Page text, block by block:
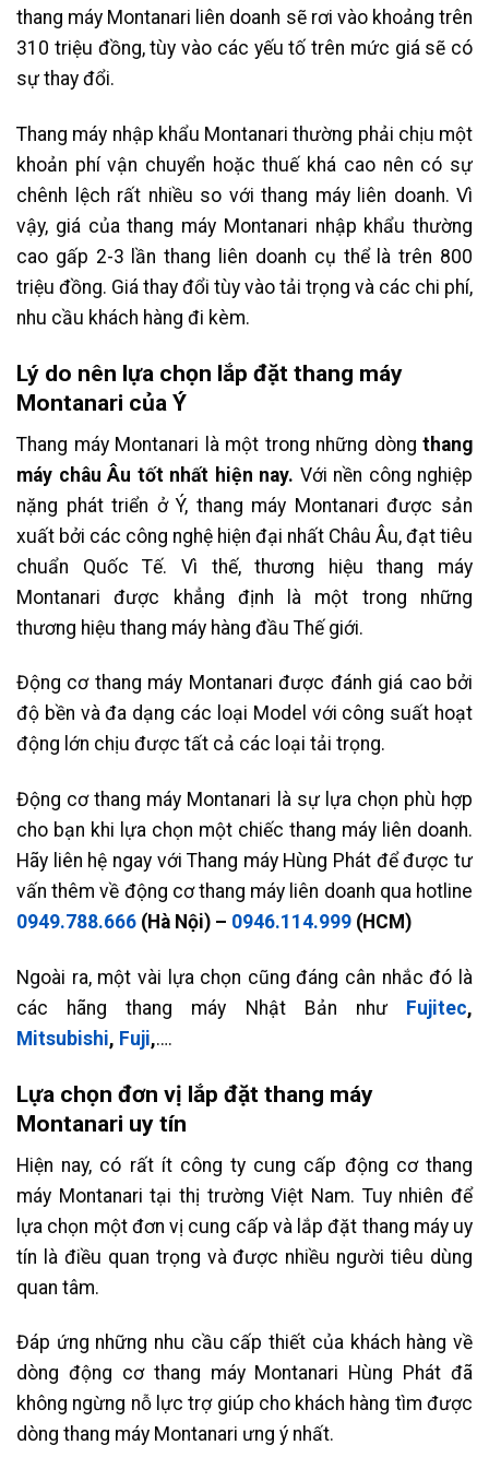
thang máy Montanari liên doanh sẽ rơi vào khoảng trên
310 triệu đồng, tùy vào các yếu tố trên mức giá sẽ có
sự thay đổi.
Thang máy nhập khẩu Montanari thường phải chịu một
khoản phí vận chuyển hoặc thuế khá cao nên có sự
chênh lệch rất nhiều so với thang máy liên doanh. Vì
vậy, giá của thang máy Montanari nhập khẩu thường
cao gấp 2-3 lần thang liên doanh cụ thể là trên 800
triệu đồng. Giá thay đổi tùy vào tải trọng và các chi phí,
nhu cầu khách hàng đi kèm.
Lý do nên lựa chọn lắp đặt thang máy
Montanari của Ý
Thang máy Montanari là một trong những dòng thang
máy châu Âu tốt nhất hiện nay. Với nền công nghiệp
nặng phát triển ở Ý, thang máy Montanari được sản
xuất bởi các công nghệ hiện đại nhất Châu Âu, đạt tiêu
chuẩn Quốc Tế. Vì thế, thương hiệu thang máy
Montanari được khẳng định là một trong những
thương hiệu thang máy hàng đầu Thế giới.
Động cơ thang máy Montanari được đánh giá cao bởi
độ bền và đa dạng các loại Model với công suất hoạt
động lớn chịu được tất cả các loại tải trọng.
Động cơ thang máy Montanari là sự lựa chọn phù hợp
cho bạn khi lựa chọn một chiếc thang máy liên doanh.
Hãy liên hệ ngay với Thang máy Hùng Phát để được tư
vấn thêm về động cơ thang máy liên doanh qua hotline
0949.788.666 (Hà Nội) – 0946.114.999 (HCM)
Ngoài ra, một vài lựa chọn cũng đáng cân nhắc đó là
các hãng thang máy Nhật Bản như
Fujitec,
Mitsubishi, Fuji,….
Lựa chọn đơn vị lắp đặt thang máy
Montanari uy tín
Hiện nay, có rất ít công ty cung cấp động cơ thang
máy Montanari tại thị trường Việt Nam. Tuy nhiên để
lựa chọn một đơn vị cung cấp và lắp đặt thang máy uy
tín là điều quan trọng và được nhiều người tiêu dùng
quan tâm.
Đáp ứng những nhu cầu cấp thiết của khách hàng về
dòng động cơ thang máy Montanari Hùng Phát đã
không ngừng nỗ lực trợ giúp cho khách hàng tìm được
dòng thang máy Montanari ưng ý nhất.